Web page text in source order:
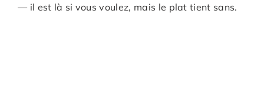
— il est là si vous voulez, mais le plat tient sans.